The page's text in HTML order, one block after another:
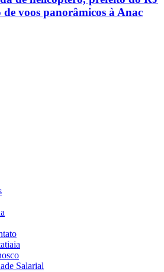
de voos panorâmicos à Anac
Salarial